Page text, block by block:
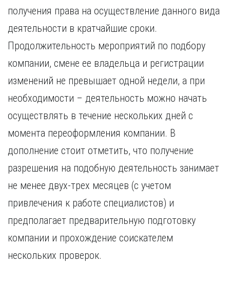
получения права на осуществление данного вида
деятельности в кратчайшие сроки.
Продолжительность мероприятий по подбору
компании, смене ее владельца и регистрации
изменений не превышает одной недели, а при
необходимости – деятельность можно начать
осуществлять в течение нескольких дней с
момента переоформления компании. В
дополнение стоит отметить, что получение
разрешения на подобную деятельность занимает
не менее двух-трех месяцев (с учетом
привлечения к работе специалистов) и
предполагает предварительную подготовку
компании и прохождение соискателем
нескольких проверок.